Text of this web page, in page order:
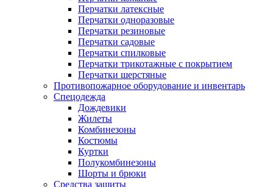
Перчатки латексные
Перчатки одноразовые
Перчатки резиновые
Перчатки садовые
Перчатки спилковые
Перчатки трикотажные с покрытием
Перчатки шерстяные
Противопожарное оборудование и инвентарь
Спецодежда
Дождевики
Жилеты
Комбинезоны
Костюмы
Куртки
Полукомбинезоны
Шорты и брюки
Средства защиты